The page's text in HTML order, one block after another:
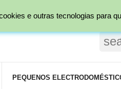
231 209 800 ( Rede fixa
PEQUENOS
e outras tecnologias para